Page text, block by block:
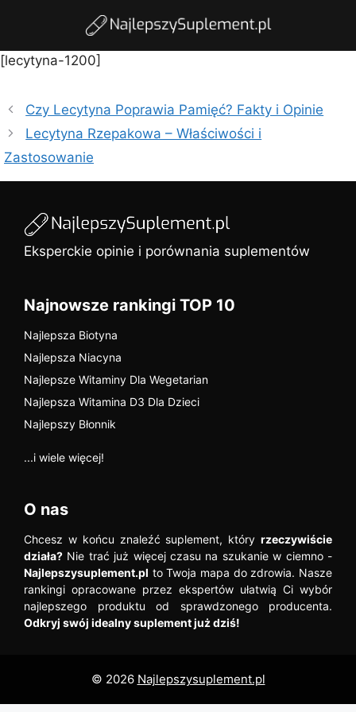
[lecytyna-1200]
Czy Lecytyna Poprawia Pamięć? Fakty i Opinie
Lecytyna Rzepakowa – Właściwości i
Zastosowanie
Eksperckie opinie i porównania suplementów
Najnowsze rankingi TOP 10
Najlepsza Biotyna
Najlepsza Niacyna
Najlepsze Witaminy Dla Wegetarian
Najlepsza Witamina D3 Dla Dzieci
Najlepszy Błonnik
...i wiele więcej!
O nas
Chcesz w końcu znaleźć suplement, który rzeczywiście
działa? Nie trać już więcej czasu na szukanie w ciemno -
Najlepszysuplement.pl to Twoja mapa do zdrowia. Nasze
rankingi opracowane przez ekspertów ułatwią Ci wybór
najlepszego produktu od sprawdzonego producenta.
Odkryj swój idealny suplement już dziś!
© 2026 Najlepszysuplement.pl